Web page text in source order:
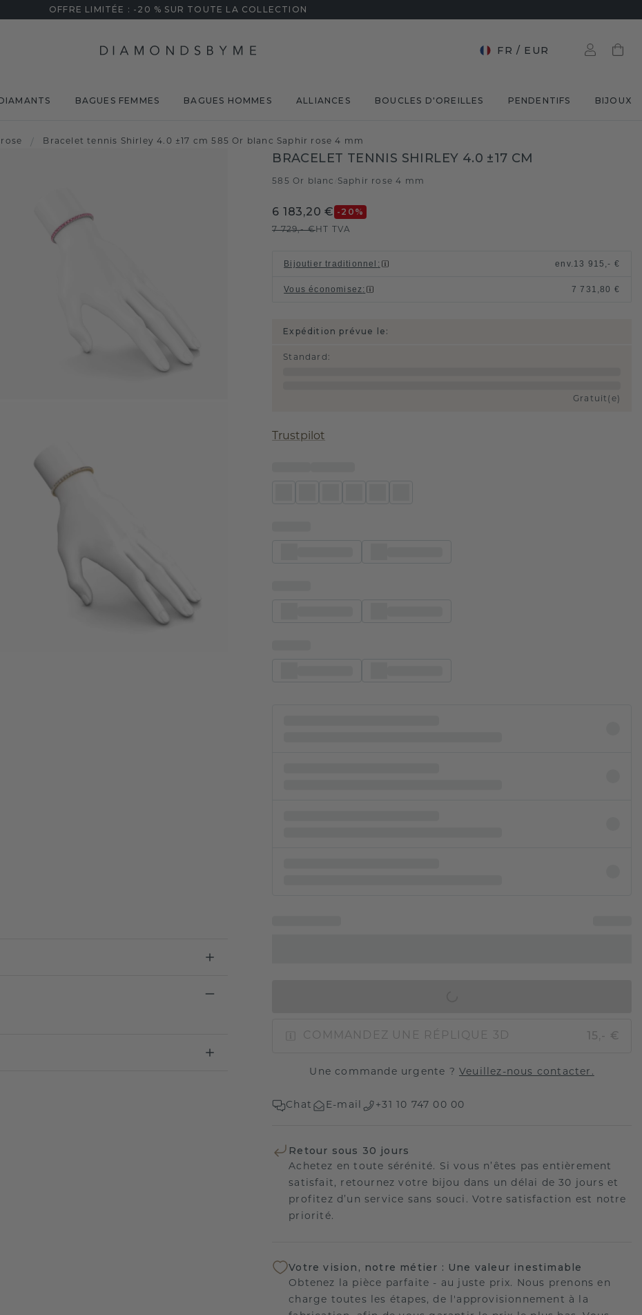
OFFRE LIMITÉE : -20 % SUR TOUTE LA COLLECTION
FR / EUR
BAGUES FEMMES BAGUES HOMMES ALLIANCES BOUCLES D'OREILLES PENDENTIFS BIJOUX
/ Bracelet tennis Shirley 4.0 ±17 cm 585 Or blanc Saphir rose 4 mm
BRACELET TENNIS SHIRLEY 4.0 ±17 CM
585 Or blanc Saphir rose 4 mm
6 183,20 € -20 %
7 729,- €HT TVA
Bijoutier traditionnel : env. 13 915,- €
Vous économisez: 7 731,80 €
Expédition prévue le:
Standard :
Gratuit(e)
Trustpilot
COMMANDEZ UNE RÉPLIQUE 3D 15,- €
Une commande urgente ? Veuillez-nous contacter.
Chat E-mail +31 10 747 00 00
Retour sous 30 jours
Achetez en toute sérénité. Si vous n’êtes pas entièrement
satisfait, retournez votre bijou dans un délai de 30 jours et
profitez d’un service sans souci. Votre satisfaction est notre
priorité.
Votre vision, notre métier : Une valeur inestimable
Obtenez la pièce parfaite - au juste prix. Nous prenons en
charge toutes les étapes, de l'approvisionnement à la